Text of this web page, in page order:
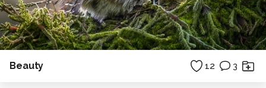
Beauty 12 3